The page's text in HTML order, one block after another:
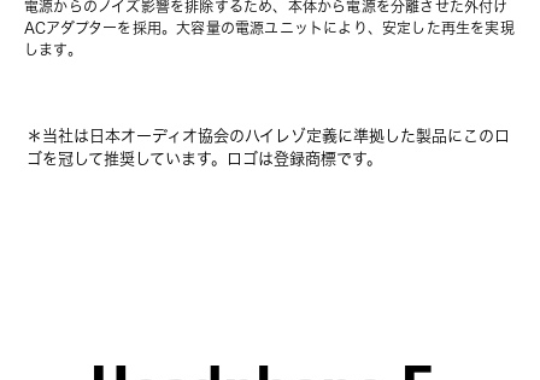
電源からのノイズ影響を排除するため、本体から電源を分離させた外付け
ACアダプターを採用。大容量の電源ユニットにより、安定した再生を実現
します。
＊当社は日本オーディオ協会のハイレゾ定義に準拠した製品にこのロ
ゴを冠して推奨しています。ロゴは登録商標です。